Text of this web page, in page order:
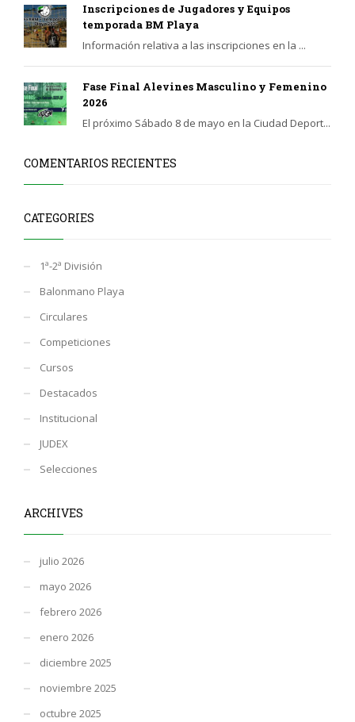
Inscripciones de Jugadores y Equipos
temporada BM Playa
Información relativa a las inscripciones en la ...
Fase Final Alevines Masculino y Femenino
2026
El próximo Sábado 8 de mayo en la Ciudad Deport...
COMENTARIOS RECIENTES
CATEGORIES
1ª-2ª División
Balonmano Playa
Circulares
Competiciones
Cursos
Destacados
Institucional
JUDEX
Selecciones
ARCHIVES
julio 2026
mayo 2026
febrero 2026
enero 2026
diciembre 2025
noviembre 2025
octubre 2025